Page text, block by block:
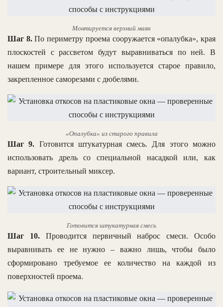
Монтируется верхний маяк
Шаг 8.По периметру проема сооружается «опалубка», края
плоскостей с рассветом будут выравниваться по ней. В
нашем примере для этого используется старое правило,
закрепленное саморезами с дюбелями.
«Опалубка» из старого правила
Шаг 9. Готовится штукатурная смесь. Для этого можно
использовать дрель со специальной насадкой или, как
вариант, строительный миксер.
Готовится штукатурная смесь
Шаг 10.Проводится первичный наброс смеси. Особо
выравнивать ее не нужно – важно лишь, чтобы было
сформировано требуемое ее количество на каждой из
поверхностей проема.